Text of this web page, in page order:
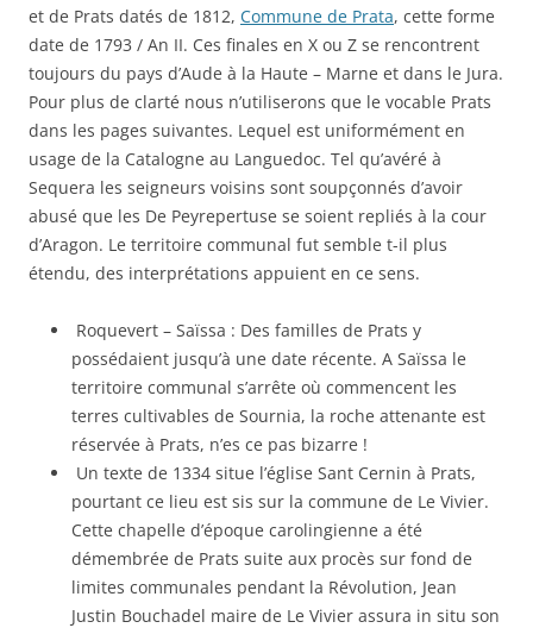
et de Prats datés de 1812, Commune de Prata, cette forme
date de 1793 / An II. Ces finales en X ou Z se rencontrent
toujours du pays d’Aude à la Haute – Marne et dans le Jura.
Pour plus de clarté nous n’utiliserons que le vocable Prats
dans les pages suivantes. Lequel est uniformément en
usage de la Catalogne au Languedoc. Tel qu’avéré à
Sequera les seigneurs voisins sont soupçonnés d’avoir
abusé que les De Peyrepertuse se soient repliés à la cour
d’Aragon. Le territoire communal fut semble t-il plus
étendu, des interprétations appuient en ce sens.
Roquevert – Saïssa : Des familles de Prats y
possédaient jusqu’à une date récente. A Saïssa le
territoire communal s’arrête où commencent les
terres cultivables de Sournia, la roche attenante est
réservée à Prats, n’es ce pas bizarre !
Un texte de 1334 situe l’église Sant Cernin à Prats,
pourtant ce lieu est sis sur la commune de Le Vivier.
Cette chapelle d’époque carolingienne a été
démembrée de Prats suite aux procès sur fond de
limites communales pendant la Révolution, Jean
Justin Bouchadel maire de Le Vivier assura in situ son